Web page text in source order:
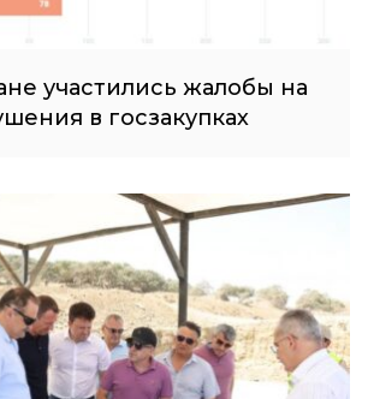
участились жалобы на
в госзакупках